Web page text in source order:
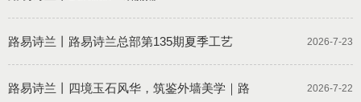
2026-7-23
路易诗兰丨路易诗兰总部第135期夏季工艺
2026-7-22
路易诗兰丨四境玉石风华，筑鉴外墙美学｜路